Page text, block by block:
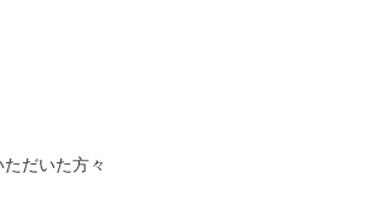
だいた方々